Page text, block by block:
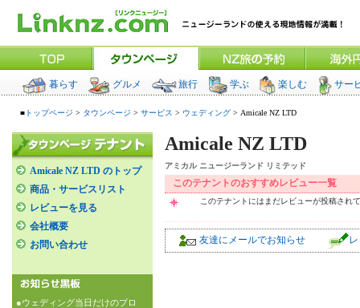
暮らす グルメ 旅行 学ぶ 楽しむ サー
■ トップページ > タウンページ > サービス > ウェディング > Amicale NZ LTD
Amicale NZ LTD のトップ
商品・サービスリスト
レビューを見る
会社概要
お問い合わせ
●ウェディング当日だけのプロ
Amicale NZ LTD
アミカル ニュージーランド リミテッド
このテナントのおすすめレビュー一覧
このテナントにはまだレビューが投稿され
友達にメールでお知らせ